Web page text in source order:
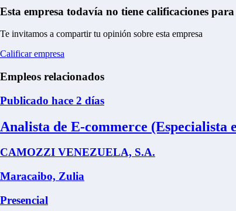
Esta empresa todavía no tiene calificaciones
Te invitamos a compartir tu opinión sobre esta empresa
Calificar empresa
Empleos relacionados
Publicado hace 2 días
Analista de E-commerce (Especialista
CAMOZZI VENEZUELA, S.A.
Maracaibo, Zulia
Presencial